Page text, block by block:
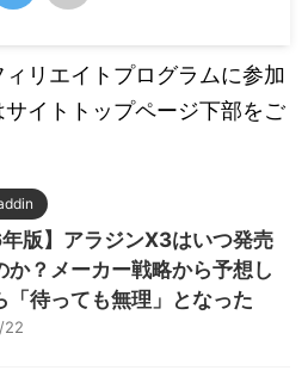
リエイトプログラムに参加
イトトップページ下部をご
年版】アラジンX3はいつ発売
か？メーカー戦略から予想し
「待っても無理」となった
22